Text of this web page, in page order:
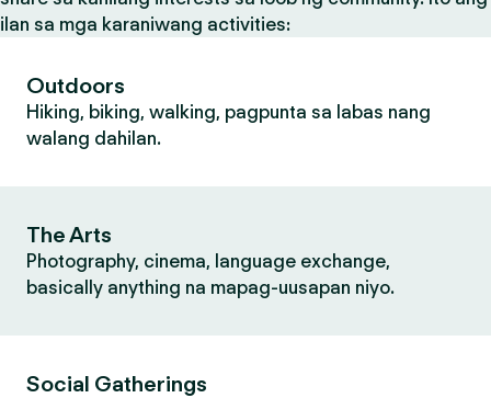
ilan sa mga karaniwang activities:
Outdoors
Hiking, biking, walking, pagpunta sa labas nang
walang dahilan.
The Arts
Photography, cinema, language exchange,
basically anything na mapag-uusapan niyo.
Social Gatherings